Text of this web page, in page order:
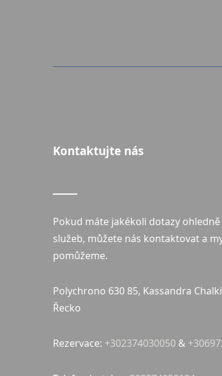
Kontaktujte nás
Pokud máte jakékoli dotazy ohledně
služeb, můžete nás kontaktovat a
pomůžeme.
Polychrono 630 85, Kassandra
Řecko
Rezervace: +302374030050 &